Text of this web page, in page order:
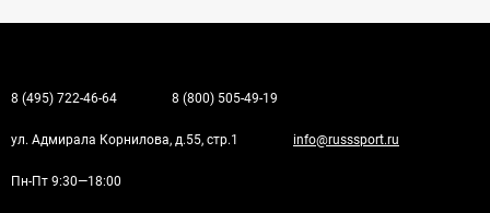
8 (495) 722-46-64 8 (800) 505-49-19
ул. Адмирала Корнилова, д.55, стр.1 info@russsport.ru
Пн-Пт 9:30—18:00